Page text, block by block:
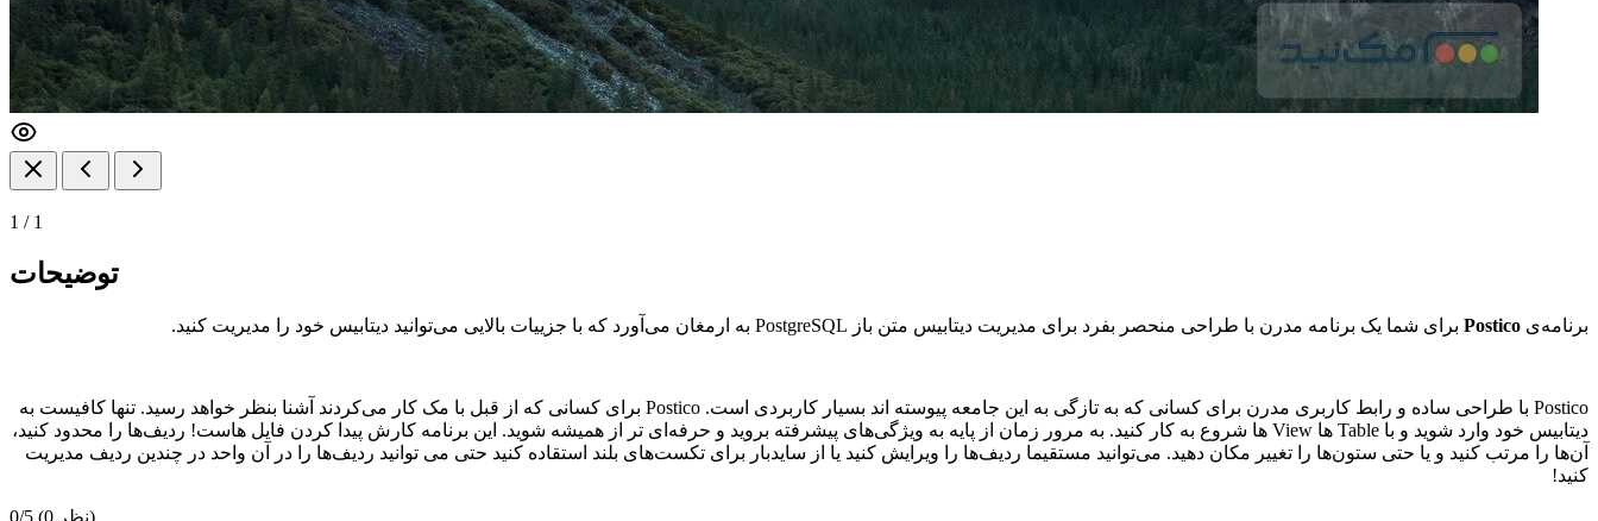
1 / 1
توضیحات
برنامه‌ی Postico برای شما یک برنامه مدرن با طراحی منحصر بفرد برای مدیریت دیتابیس متن باز PostgreSQL به ارمغان می‌آورد که با جزییات بالایی می‌توانید دیتابیس خود را مدیریت کنید.
Postico با طراحی ساده و رابط کاربری مدرن برای کسانی که به تازگی به این جامعه پیوسته اند بسیار کاربردی است. Postico برای کسانی که از قبل با مک کار می‌کردند آشنا بنظر خواهد رسید. تنها کافیست به
دیتابیس خود وارد شوید و با Table ها View ها شروع به کار کنید. به مرور زمان از پایه به ویژگی‌های پیشرفته بروید و حرفه‌ای تر از همیشه شوید. این برنامه کارش پیدا کردن فایل هاست! ردیف‌ها را محدود کنید،
آن‌ها را مرتب کنید و یا حتی ستون‌ها را تغییر مکان دهید. می‌توانید مستقیما ردیف‌ها را ویرایش کنید یا از سایدبار برای تکست‌های بلند استقاده کنید حتی می توانید ردیف‌ها را در آن واحد در چندین ردیف مدیریت
کنید!
0/5
(0 نظر)